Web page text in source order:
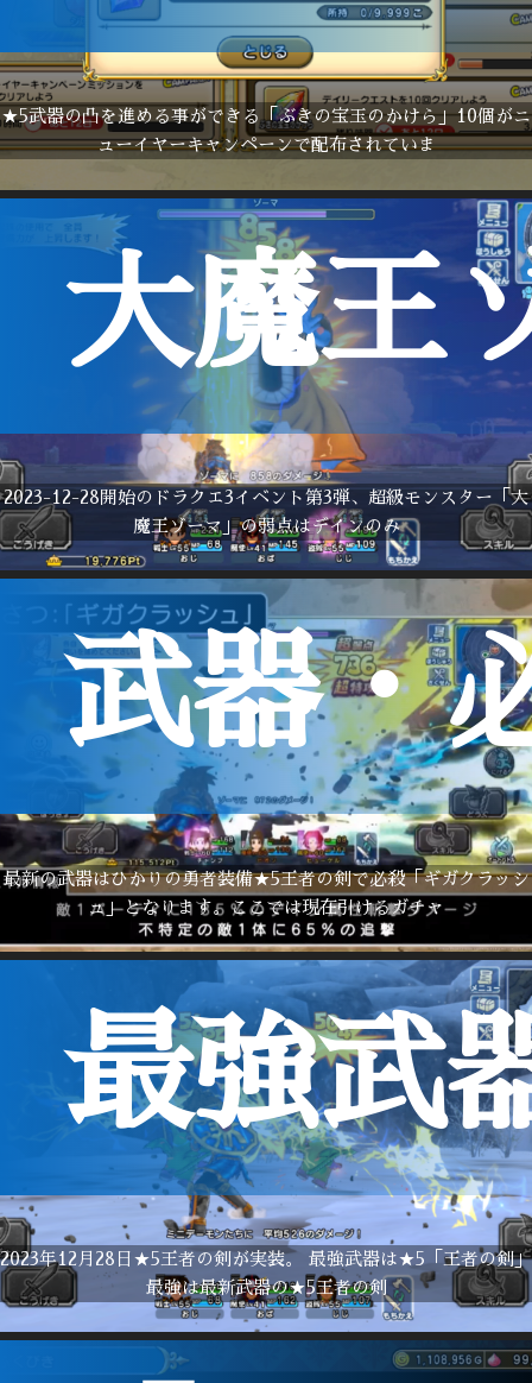
★5武器の凸を進める事ができる「ぶきの宝玉のかけら」10個がニ
ューイヤーキャンペーンで配布されていま
大魔王
2023-12-28開始のドラクエ3イベント第3弾、超級モンスター「大
魔王ゾーマ」の弱点はデインのみ
武器・
最新の武器はひかりの勇者装備★5王者の剣で必殺「ギガクラッシ
ュ」となります。ここでは現在引けるガチャ
最強武
2023年12月28日★5王者の剣が実装。 最強武器は★5「王者の剣」
最強は最新武器の★5王者の剣